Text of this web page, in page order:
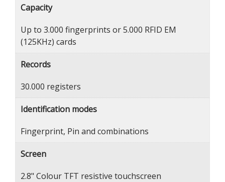
Capacity
Up to 3.000 fingerprints or 5.000 RFID EM
(125KHz) cards
Records
30.000 registers
Identification modes
Fingerprint, Pin and combinations
Screen
2.8" Colour TFT resistive touchscreen